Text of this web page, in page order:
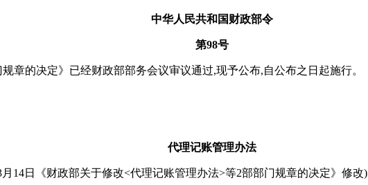
中华人民共和国财政部令
第98号
章的决定》已经财政部部务会议审议通过,现予公布,自公布之日起施行。
代理记账管理办法
14日《财政部关于修改<代理记账管理办法>等2部部门规章的决定》修改)